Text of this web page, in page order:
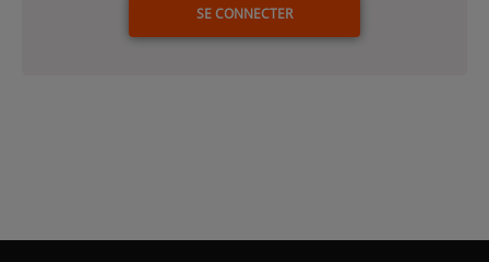
SE CONNECTER